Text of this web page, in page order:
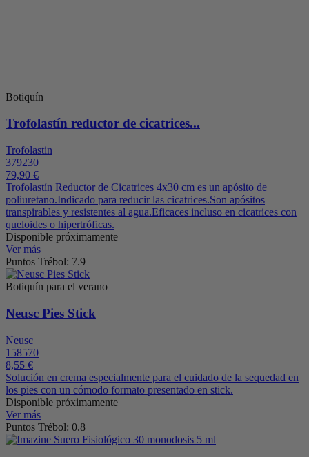
Botiquín
Trofolastín reductor de cicatrices...
Trofolastin
379230
79,90 €
Trofolastín Reductor de Cicatrices 4x30 cm es un apósito de
poliuretano.Indicado para reducir las cicatrices.Son apósitos
transpirables y resistentes al agua.Eficaces incluso en cicatrices con
queloides o hipertróficas.
Disponible próximamente
Ver más
Puntos Trébol: 7.9
Botiquín para el verano
Neusc Pies Stick
Neusc
158570
8,55 €
Solución en crema especialmente para el cuidado de la sequedad en
los pies con un cómodo formato presentado en stick.
Disponible próximamente
Ver más
Puntos Trébol: 0.8